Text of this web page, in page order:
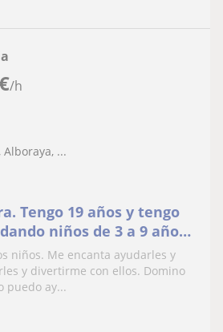
/h
Alboraya, ...
Tengo 19 años y tengo
niños de 3 a 9 años.
con sus tareas y jugar
niños. Me encanta ayudarles y
y divertirme con ellos. Domino
puedo ay...